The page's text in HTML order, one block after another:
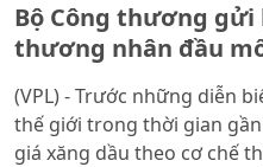
Bộ Công thương gửi
thương nhân đầu
(VPL) - Trước những diễn
thế giới trong thời gian
giá xăng dầu theo cơ chế